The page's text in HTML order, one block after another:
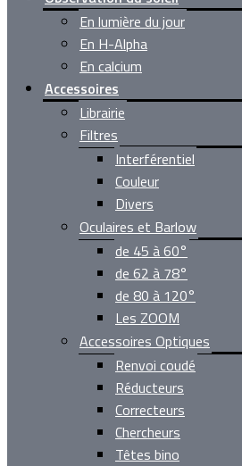
En lumière du jour
En H-Alpha
En calcium
Accessoires
Librairie
Filtres
Interférentiel
Couleur
Divers
Oculaires et Barlow
de 45 à 60°
de 62 à 78°
de 80 à 120°
Les ZOOM
Accessoires Optiques
Renvoi coudé
Réducteurs
Correcteurs
Chercheurs
Têtes bino